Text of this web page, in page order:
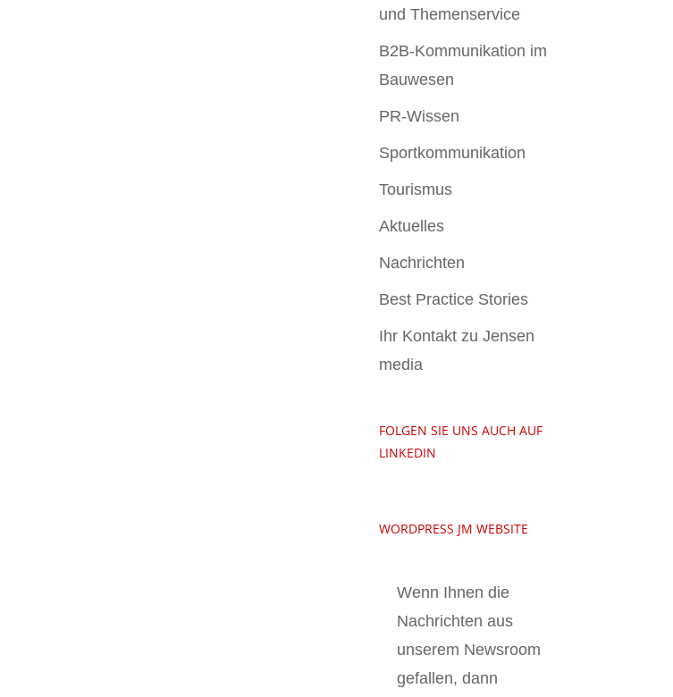
und Themenservice
B2B-Kommunikation im
Bauwesen
PR-Wissen
Sportkommunikation
Tourismus
Aktuelles
Nachrichten
Best Practice Stories
Ihr Kontakt zu Jensen
media
FOLGEN SIE UNS AUCH AUF
LINKEDIN
WORDPRESS JM WEBSITE
Wenn Ihnen die
Nachrichten aus
unserem Newsroom
gefallen, dann